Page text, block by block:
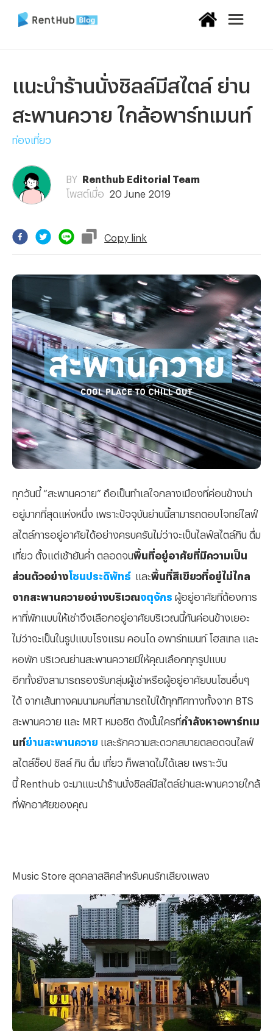
แนะนำร้านนั่งชิลล์มีสไตล์ ย่าน
สะพานควาย ใกล้อพาร์ทเมนท์
ท่องเที่ยว
BY
Renthub Editorial Team
โพสต์เมื่อ
20 June 2019
Copy link
ทุกวันนี้ “สะพานควาย” ถือเป็นทำเลใจกลางเมืองที่ค่อนข้างน่า
อยู่มากที่สุดแห่งหนึ่ง เพราะปัจจุบันย่านนี้สามารถตอบโจทย์ไลฟ์
สไตล์การอยู่อาศัยได้อย่างครบครันไม่ว่าจะเป็นไลฟ์สไตล์กิน ดื่ม
เที่ยว ตั้งแต่เช้ายันค่ำ ตลอดจนพื้นที่อยู่อาศัยที่มีความเป็น
ส่วนตัวอย่างโซนประดิพัทธ์และพื้นที่สีเขียวที่อยู่ไม่ไกล
จากสะพานควายอย่างบริเวณจตุจักร ผู้อยู่อาศัยที่ต้องการ
หาที่พักแบบให้เช่าจึงเลือกอยู่อาศัยบริเวณนี้กันค่อนข้างเยอะ
ไม่ว่าจะเป็นในรูปแบบโรงแรม คอนโด อพาร์ทเมนท์ โฮสเทล และ
หอพัก บริเวณย่านสะพานควายมีให้คุณเลือกทุกรูปแบบ
อีกทั้งยังสามารถรองรับกลุ่มผู้เช่าหรือผู้อยู่อาศัยบนโซนอื่นๆ
ได้ จากเส้นทางคมนามคมที่สามารถไปได้ทุกทิศทางทั้งจาก BTS
สะพานควาย และ MRT หมอชิต ดังนั้นใครที่กำลังหาอพาร์ทเม
นท์ย่านสะพานควาย และรักความสะดวกสบายตลอดจนไลฟ์
สไตล์ช็อป ชิลล์ กิน ดื่ม เที่ยว ก็พลาดไม่ได้เลย เพราะวัน
นี้ Renthub จะมาแนะนำร้านนั่งชิลล์มีสไตล์ย่านสะพานควายใกล้
ที่พักอาศัยของคุณ
Music Store สุดคลาสสิคสำหรับคนรักเสียงเพลง